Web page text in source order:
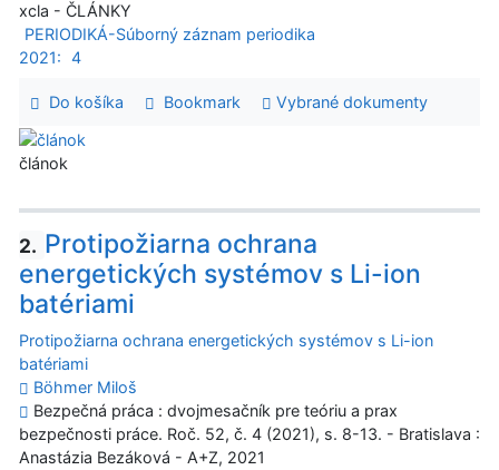
xcla - ČLÁNKY
PERIODIKÁ-Súborný záznam periodika
2021: 4
Do košíka Bookmark Vybrané dokumenty
článok
2. Protipožiarna ochrana
energetických systémov s Li-ion
batériami
Protipožiarna ochrana energetických systémov s Li-ion
batériami
Böhmer Miloš
Bezpečná práca : dvojmesačník pre teóriu a prax
bezpečnosti práce. Roč. 52, č. 4 (2021), s. 8-13. - Bratislava :
Anastázia Bezáková - A+Z, 2021